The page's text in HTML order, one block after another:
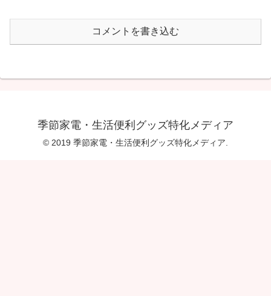
コメントを書き込む
季節家電・生活便利グッズ特化メディア
© 2019 季節家電・生活便利グッズ特化メディア.